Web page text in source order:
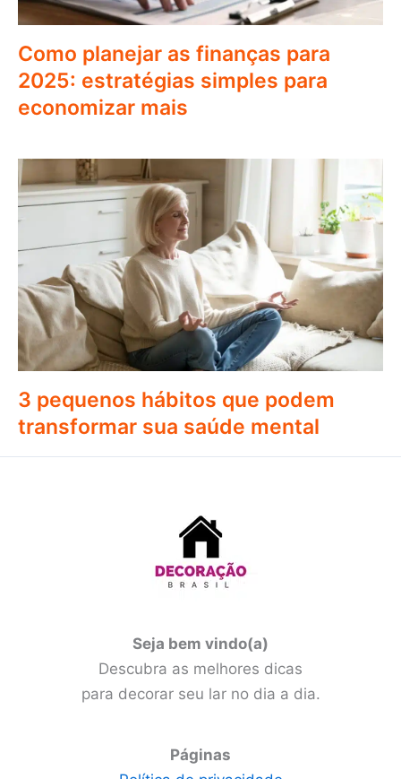
Como planejar as finanças para
2025: estratégias simples para
economizar mais
3 pequenos hábitos que podem
transformar sua saúde mental
Seja bem vindo(a)
Descubra as melhores dicas
para decorar seu lar no dia a dia.
Páginas